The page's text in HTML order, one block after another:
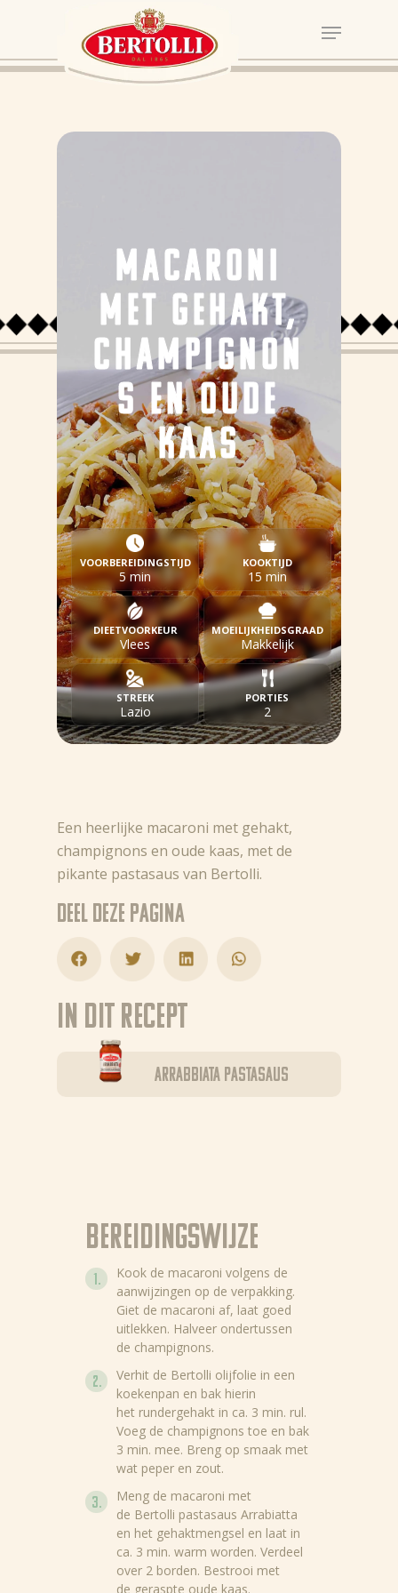
MACARONI
MET GEHAKT,
CHAMPIGNON
S EN OUDE
KAAS
VOORBEREIDINGSTIJD
5 min
KOOKTIJD
15 min
DIEETVOORKEUR
Vlees
MOEILIJKHEIDSGRAAD
Makkelijk
STREEK
Lazio
PORTIES
2
Een heerlijke macaroni met gehakt,
champignons en oude kaas, met de
pikante pastasaus van Bertolli.
Deel deze pagina
In dit recept
Arrabbiata pastasaus
Bereidingswijze
Kook de macaroni volgens de
aanwijzingen op de verpakking.
Giet de macaroni af, laat goed
uitlekken. Halveer ondertussen
de champignons.
Verhit de Bertolli olijfolie in een
koekenpan en bak hierin
het rundergehakt in ca. 3 min. rul.
Voeg de champignons toe en bak
3 min. mee. Breng op smaak met
wat peper en zout.
Meng de macaroni met
de Bertolli pastasaus Arrabiatta
en het gehaktmengsel en laat in
ca. 3 min. warm worden. Verdeel
over 2 borden. Bestrooi met
de geraspte oude kaas.